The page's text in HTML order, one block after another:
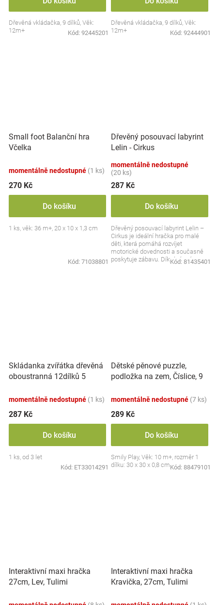
Dřevěná vkládačka, 9 dílků, Věk:
12m+
Kód: 92445201
Dřevěná vkládačka, 9 dílků, Věk:
12m+
Kód: 92444901
Small foot Balanční hra
Včelka
momentálně nedostupné (1 ks)
270 Kč
Do košíku
1 ks, věk: 36 m+, 20 x 10 x 1,3 cm
Kód: 71038801
Dřevěný posouvací labyrint
Lelin - Cirkus
momentálně nedostupné
(20 ks)
287 Kč
Do košíku
Dřevěný posouvací labyrint Lelin –
Cirkus je ideální hračka pro malé
děti, která pomáhá rozvíjet
motorické dovednosti a současně
poskytuje zábavu. Díky krásnému
Kód: 81435401
Skládanka zvířátka dřevěná
oboustranná 12dílků 5
17x12x1,5cm
momentálně nedostupné (1 ks)
287 Kč
Do košíku
1 ks, od 3 let
Kód: ET33014291
Dětské pěnové puzzle,
podložka na zem, Číslice, 9
momentálně nedostupné (7 ks)
289 Kč
Do košíku
Smily Play, Věk: 10 m+, rozměr 1
dílku: 30 x 30 x 0,8 cmKód: 88479101
Interaktivní maxi hračka
27cm, Lev, Tulimi
Interaktivní maxi hračka
Kravička, 27cm, Tulimi